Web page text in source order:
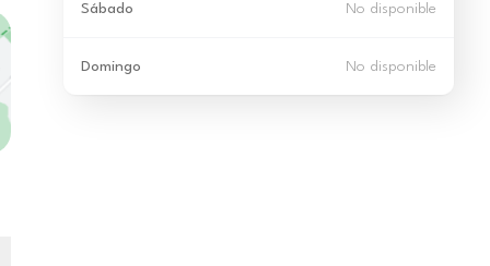
Sábado No disponible
Domingo No disponible